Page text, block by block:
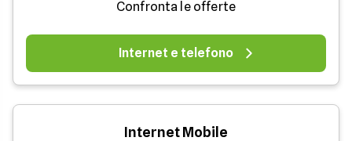
Confronta le offerte
Internet e telefono
Internet Mobile